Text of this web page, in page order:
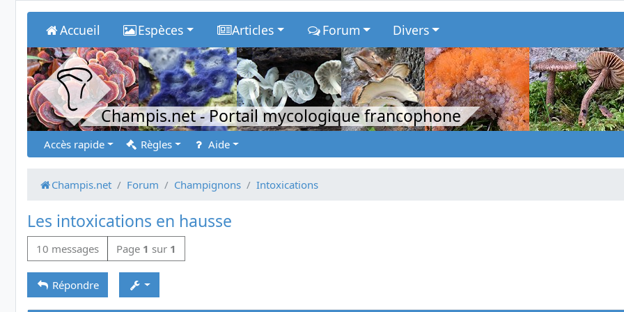
Accueil Espèces Articles Forum Divers
Champis.net- Portail mycologique francophone
Accès rapide Règles Aide
Champis.net Forum Champignons Intoxications
Les intoxications en hausse
10 messages Page 1 sur 1
Répondre